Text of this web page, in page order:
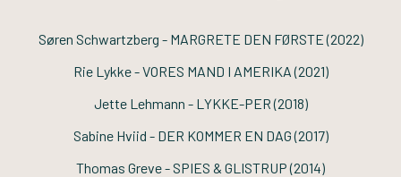
Søren Schwartzberg - MARGRETE DEN FØRSTE(2022)
Rie Lykke -VORES MAND I AMERIKA(2021)
Jette Lehmann - LYKKE-PER(2018)
Sabine Hviid - DER KOMMER EN DAG(2017)
Thomas Greve - SPIES & GLISTRUP(2014)